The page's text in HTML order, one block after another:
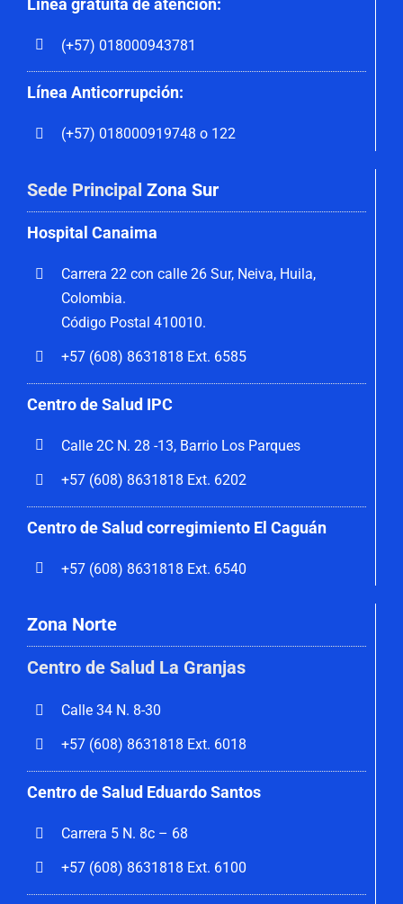
Línea gratuita de atención:
(+57) 018000943781
Línea Anticorrupción:
(+57) 018000919748 o 122
Sede Principal Zona Sur
Hospital Canaima
Carrera 22 con calle 26 Sur, Neiva, Huila,
Colombia.
Código Postal 410010.
+57 (608) 8631818 Ext. 6585
Centro de Salud IPC
Calle 2C N. 28 -13, Barrio Los Parques
+57 (608) 8631818 Ext. 6202
Centro de Salud corregimiento El Caguán
+57 (608) 8631818 Ext. 6540
Zona Norte
Centro de Salud La Granjas
Calle 34 N. 8-30
+57 (608) 8631818 Ext. 6018
Centro de Salud Eduardo Santos
Carrera 5 N. 8c – 68
+57 (608) 8631818 Ext. 6100